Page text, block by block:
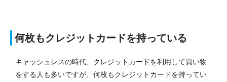
何枚もクレジットカードを持っている
キャッシュレスの時代、クレジットカードを利用して買い物
をする人も多いですが、何枚もクレジットカードを持ってい